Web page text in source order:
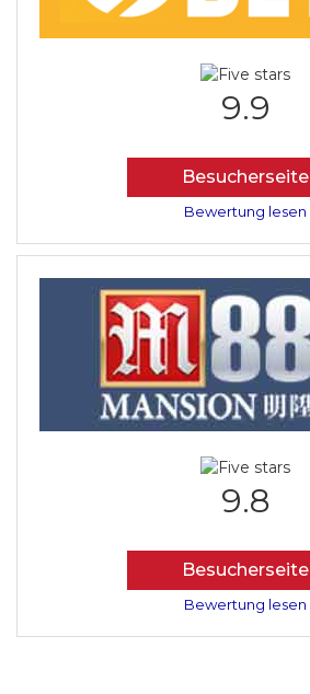
9.9
Besucherseite
Bewertung lesen
9.8
Besucherseite
Bewertung lesen